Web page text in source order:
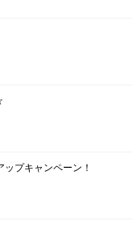
プキャンペーン！